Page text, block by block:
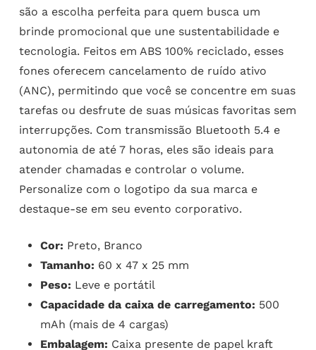
são a escolha perfeita para quem busca um
brinde promocional que une sustentabilidade e
tecnologia. Feitos em ABS 100% reciclado, esses
fones oferecem cancelamento de ruído ativo
(ANC), permitindo que você se concentre em suas
tarefas ou desfrute de suas músicas favoritas sem
interrupções. Com transmissão Bluetooth 5.4 e
autonomia de até 7 horas, eles são ideais para
atender chamadas e controlar o volume.
Personalize com o logotipo da sua marca e
destaque-se em seu evento corporativo.
Cor: Preto, Branco
Tamanho: 60 x 47 x 25 mm
Peso: Leve e portátil
Capacidade da caixa de carregamento: 500
mAh (mais de 4 cargas)
Embalagem: Caixa presente de papel kraft